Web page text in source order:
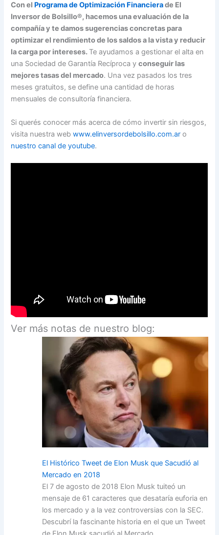
Con el Programa de Optimización Financierade El
Inversor de Bolsillo®, hacemos una evaluación de la
compañía y te damos sugerencias concretas para
optimizar el rendimiento de los saldos a la vista y reducir
la carga por intereses. Te ayudamos a gestionar el alta en
una Sociedad de Garantía Recíproca yconseguir las
mejores tasas del mercado. Una vez pasados los tres
meses gratuitos, se define una cantidad de horas
mensuales de consultoría financiera.
Si querés conocer más acerca de cómo invertir sin riesgos,
visita nuestra webwww.elinversordebolsillo.com.ar o
nuestro canal de youtube.
Ver más notas de nuestro blog:
El Histórico Tweet de Elon Musk que Sacudió al
Mercado en 2018
El 7 de agosto de 2018 Elon Musk tuiteó un
mensaje de 61 caracteres que desataría euforia en
los mercado y a la vez controversias con la SEC.
Descubrí la fascinante historia en el que un Tweet